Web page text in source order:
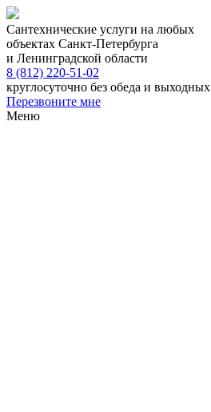
Сантехнические услуги на любых
объектах Санкт-Петербурга
и Ленинградской области
8 (812) 220-51-02
круглосуточно без обеда и выходных
Перезвоните мне
Меню